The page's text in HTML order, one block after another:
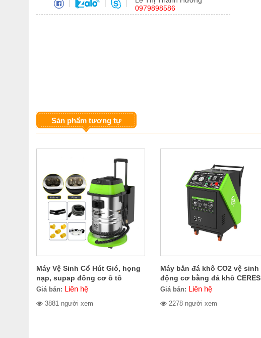
0979898586
Sản phẩm tương tự
Máy Vệ Sinh Cổ Hút Gió, họng
nạp, supap đông cơ ô tô
CERES CE-300.1400
Giá bán: Liên hệ
3881 người xem
Máy bắn đá khô CO2 vệ sinh
động cơ bằng đá khô CERES
CE-709.2000
Giá bán: Liên hệ
2278 người xem